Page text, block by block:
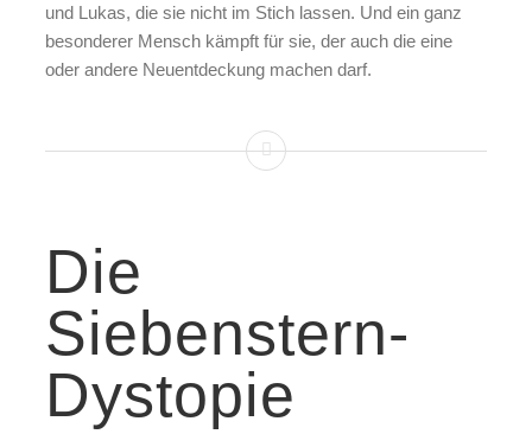
und Lukas, die sie nicht im Stich lassen. Und ein ganz
besonderer Mensch kämpft für sie, der auch die eine
oder andere Neuentdeckung machen darf.
Die
Siebenstern-
Dystopie